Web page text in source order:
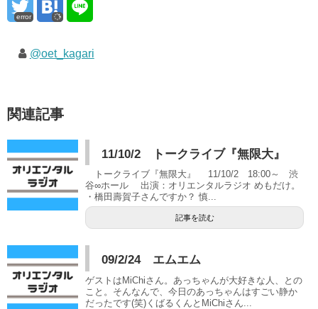
error
@oet_kagari
関連記事
11/10/2 トークライブ『無限大』
トークライブ『無限大』 11/10/2 18:00～ 渋
谷∞ホール 出演：オリエンタルラジオ めもだけ。
・橋田壽賀子さんですか？ 慎...
記事を読む
09/2/24 エムエム
ゲストはMiChiさん。あっちゃんが大好きな人、との
こと。そんなんで、今日のあっちゃんはすごい静か
だったです(笑)くばるくんとMiChiさん...